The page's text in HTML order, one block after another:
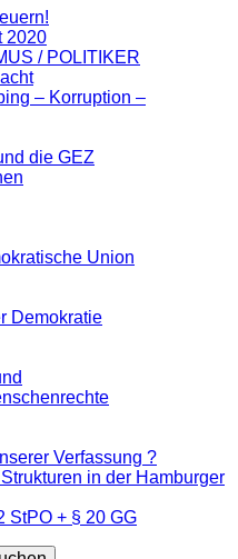
2020
/ POLITIKER
– Korruption –
die GEZ
Union
Demokratie
Verfassung ?
in der Hamburger
StPO + § 20 GG